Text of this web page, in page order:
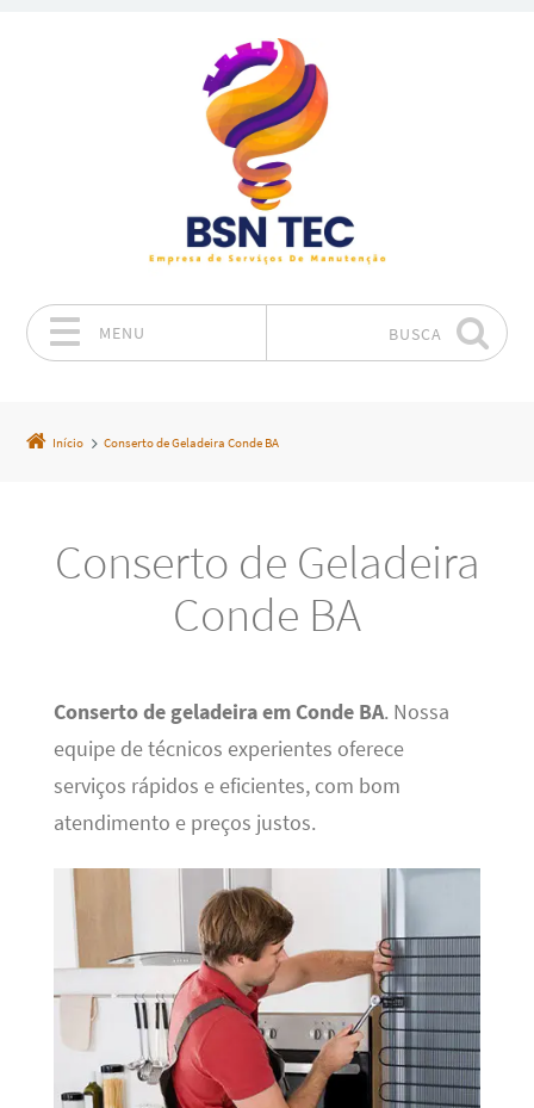
MENU BUSCA
Início Conserto de Geladeira Conde BA
Conserto de Geladeira
Conde BA
Conserto de geladeira em Conde BA. Nossa
equipe de técnicos experientes oferece
serviços rápidos e eficientes, com bom
atendimento e preços justos.